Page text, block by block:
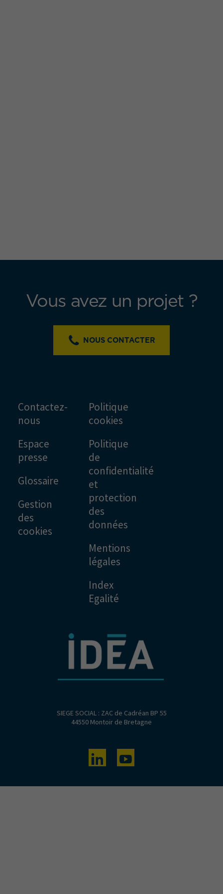
SIEGE SOCIAL : ZAC de Cadréan BP 55
44550 Montoir de Bretagne
Vous avez un projet ?
NOUS CONTACTER
Contactez-
nous
Espace
presse
Glossaire
Gestion
des
cookies
Politique
cookies
Politique
de
confidentialité
et
protection
des
données
Mentions
légales
Index
Egalité